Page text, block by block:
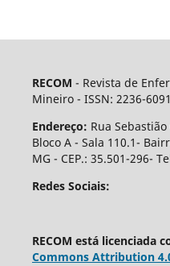
RECOM - Revista de
Mineiro - ISSN: 2236-
Endereço: Rua
Bloco A - Sala 110.1-
MG - CEP.: 35.501-296-
Redes Sociais:
RECOM está licenciada
Commons Attribution